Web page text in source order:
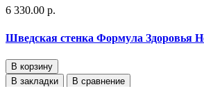
6 330.00 р.
Шведская стенка Формула Здоровья
В корзину
В закладки
В сравнение